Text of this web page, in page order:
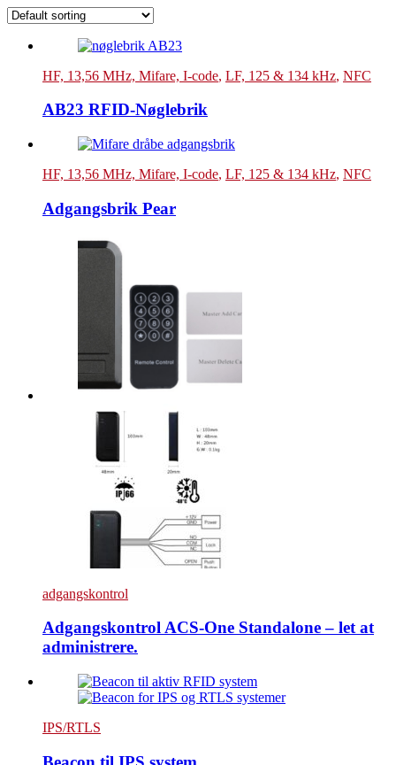
HF, 13,56 MHz, Mifare, I-code, LF, 125 & 134 kHz, NFC
AB23 RFID-Nøglebrik
HF, 13,56 MHz, Mifare, I-code, LF, 125 & 134 kHz, NFC
Adgangsbrik Pear
adgangskontrol
Adgangskontrol ACS-One Standalone – let at
administrere.
IPS/RTLS